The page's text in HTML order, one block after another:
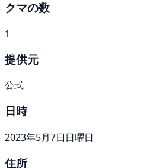
クマの数
1
提供元
公式
日時
2023年5月7日日曜日
住所